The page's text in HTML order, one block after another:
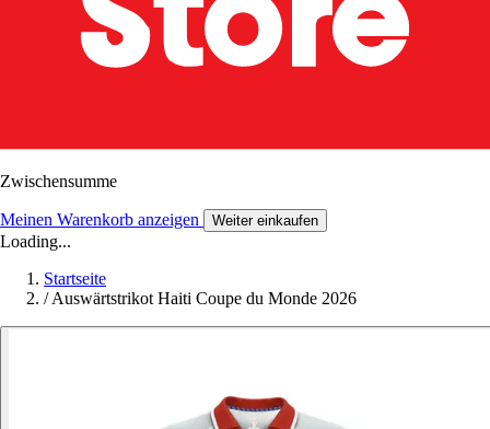
Zwischensumme
Meinen Warenkorb anzeigen Weiter einkaufen
Loading...
Startseite
/ Auswärtstrikot Haiti Coupe du Monde 2026